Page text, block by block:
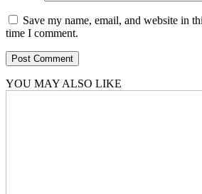
Save my name, email, and website in
time I comment.
YOU MAY ALSO LIKE